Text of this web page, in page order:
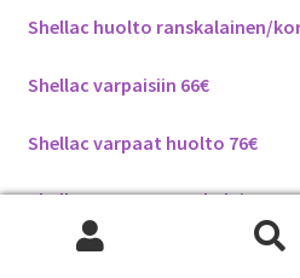
Shellac huolto ranskalainen/
Shellac varpaisiin 66€
Shellac varpaat huolto 76€
Shellac varpaat ranskalainen
Shellac huolto varpaat